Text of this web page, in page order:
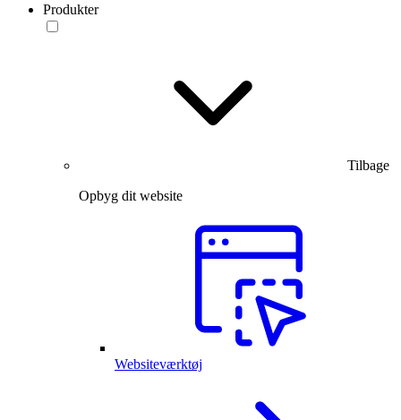
Produkter
Tilbage
Opbyg dit website
Websiteværktøj